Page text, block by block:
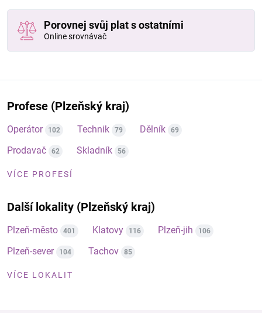
Porovnej svůj plat s ostatními
Online srovnávač
Profese (Plzeňský kraj)
Operátor 102 Technik 79 Dělník 69
Prodavač 62 Skladník 56
VÍCE PROFESÍ
Další lokality (Plzeňský kraj)
Plzeň-město 401 Klatovy 116 Plzeň-jih 106
Plzeň-sever 104 Tachov 85
VÍCE LOKALIT